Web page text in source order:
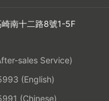
南十二路8號1-5F
sales Service)
(English)
(Chinese)